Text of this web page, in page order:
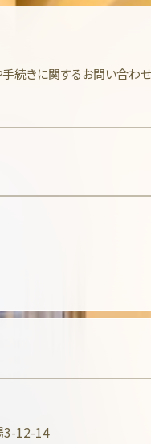
続きに関するお問い合わせ
3-12-14